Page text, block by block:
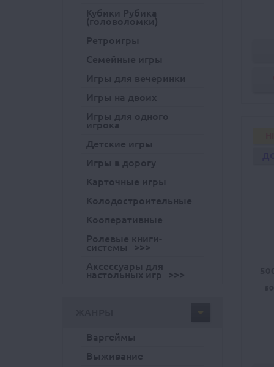
Кубики Рубика
(головоломки)
Ретроигры
Семейные игры
Игры для вечеринки
Игры на двоих
Игры для одного
игрока
Детские игры
Игры в дорогу
Карточные игры
Колодостроительные
Кооперативные
Ролевые книги-
системы
Аксессуары для
настольных игр
Варгеймы
Выживание